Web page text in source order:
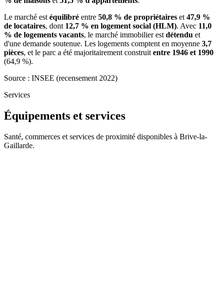
Le marché estéquilibré entre 50,8 % de propriétaires et47,9 %
de locataires, dont 12,7 % en logement social (HLM). Avec 11,0
% de logements vacants, le marché immobilier estdétendu et
d'une demande soutenue. Les logements comptent en moyenne 3,7
pièces, et le parc a été majoritairement construitentre 1946 et 1990
(64,9 %).
Source : INSEE (recensement 2022)
Services
Équipements et services
Santé, commerces et services de proximité disponibles à Brive-la-
Gaillarde.